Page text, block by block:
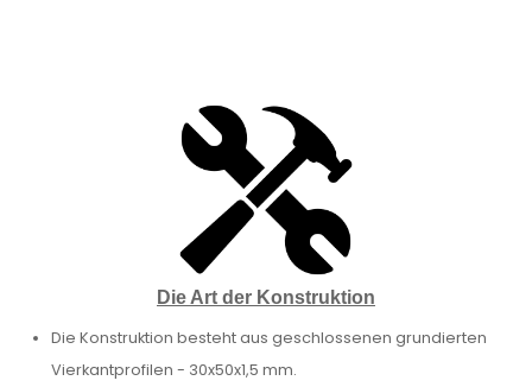
Die Art der Konstruktion
Die Konstruktion besteht aus geschlossenen grundierten
Vierkantprofilen - 30x50x1,5 mm.